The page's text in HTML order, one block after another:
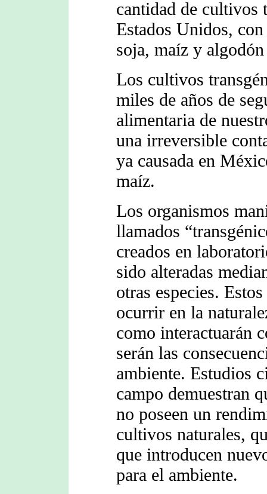
cantidad de cultivos
Estados Unidos, con
soja, maíz y
Los cultivos
miles de años de
alimentaria de
una irreversible
ya causada en
maíz.
Los organismos
llamados
creados en
sido alteradas
otras especies.
ocurrir en la
como interactuarán
serán las
ambiente. Estudios
campo demuestran
no poseen un
cultivos naturales,
que introducen
para el ambiente.